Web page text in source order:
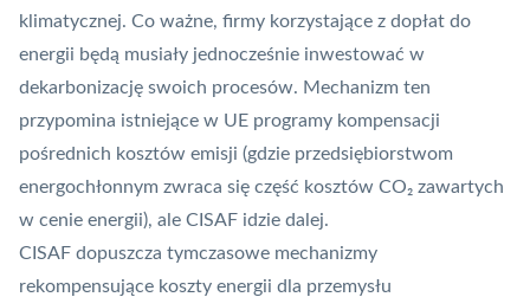
klimatycznej. Co ważne, firmy korzystające z dopłat do
energii będą musiały jednocześnie inwestować w
dekarbonizację swoich procesów. Mechanizm ten
przypomina istniejące w UE programy kompensacji
pośrednich kosztów emisji (gdzie przedsiębiorstwom
energochłonnym zwraca się część kosztów CO₂ zawartych
w cenie energii), ale CISAF idzie dalej.
CISAF dopuszcza tymczasowe mechanizmy
rekompensujące koszty energii dla przemysłu